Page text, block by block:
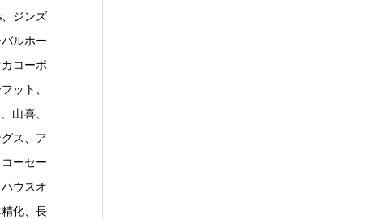
ジンズ
ルホー
コーポ
ット、
山喜、
ス、ア
ーセー
ウスオ
化、長